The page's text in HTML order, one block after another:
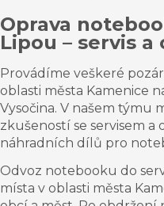
Oprava
Lipou – servis
Provádíme veškeré
oblasti města Kamenice
Vysočina. V našem týmu
zkušeností se servisem a
náhradních dílů pro
Odvoz notebooku do
místa v oblasti města